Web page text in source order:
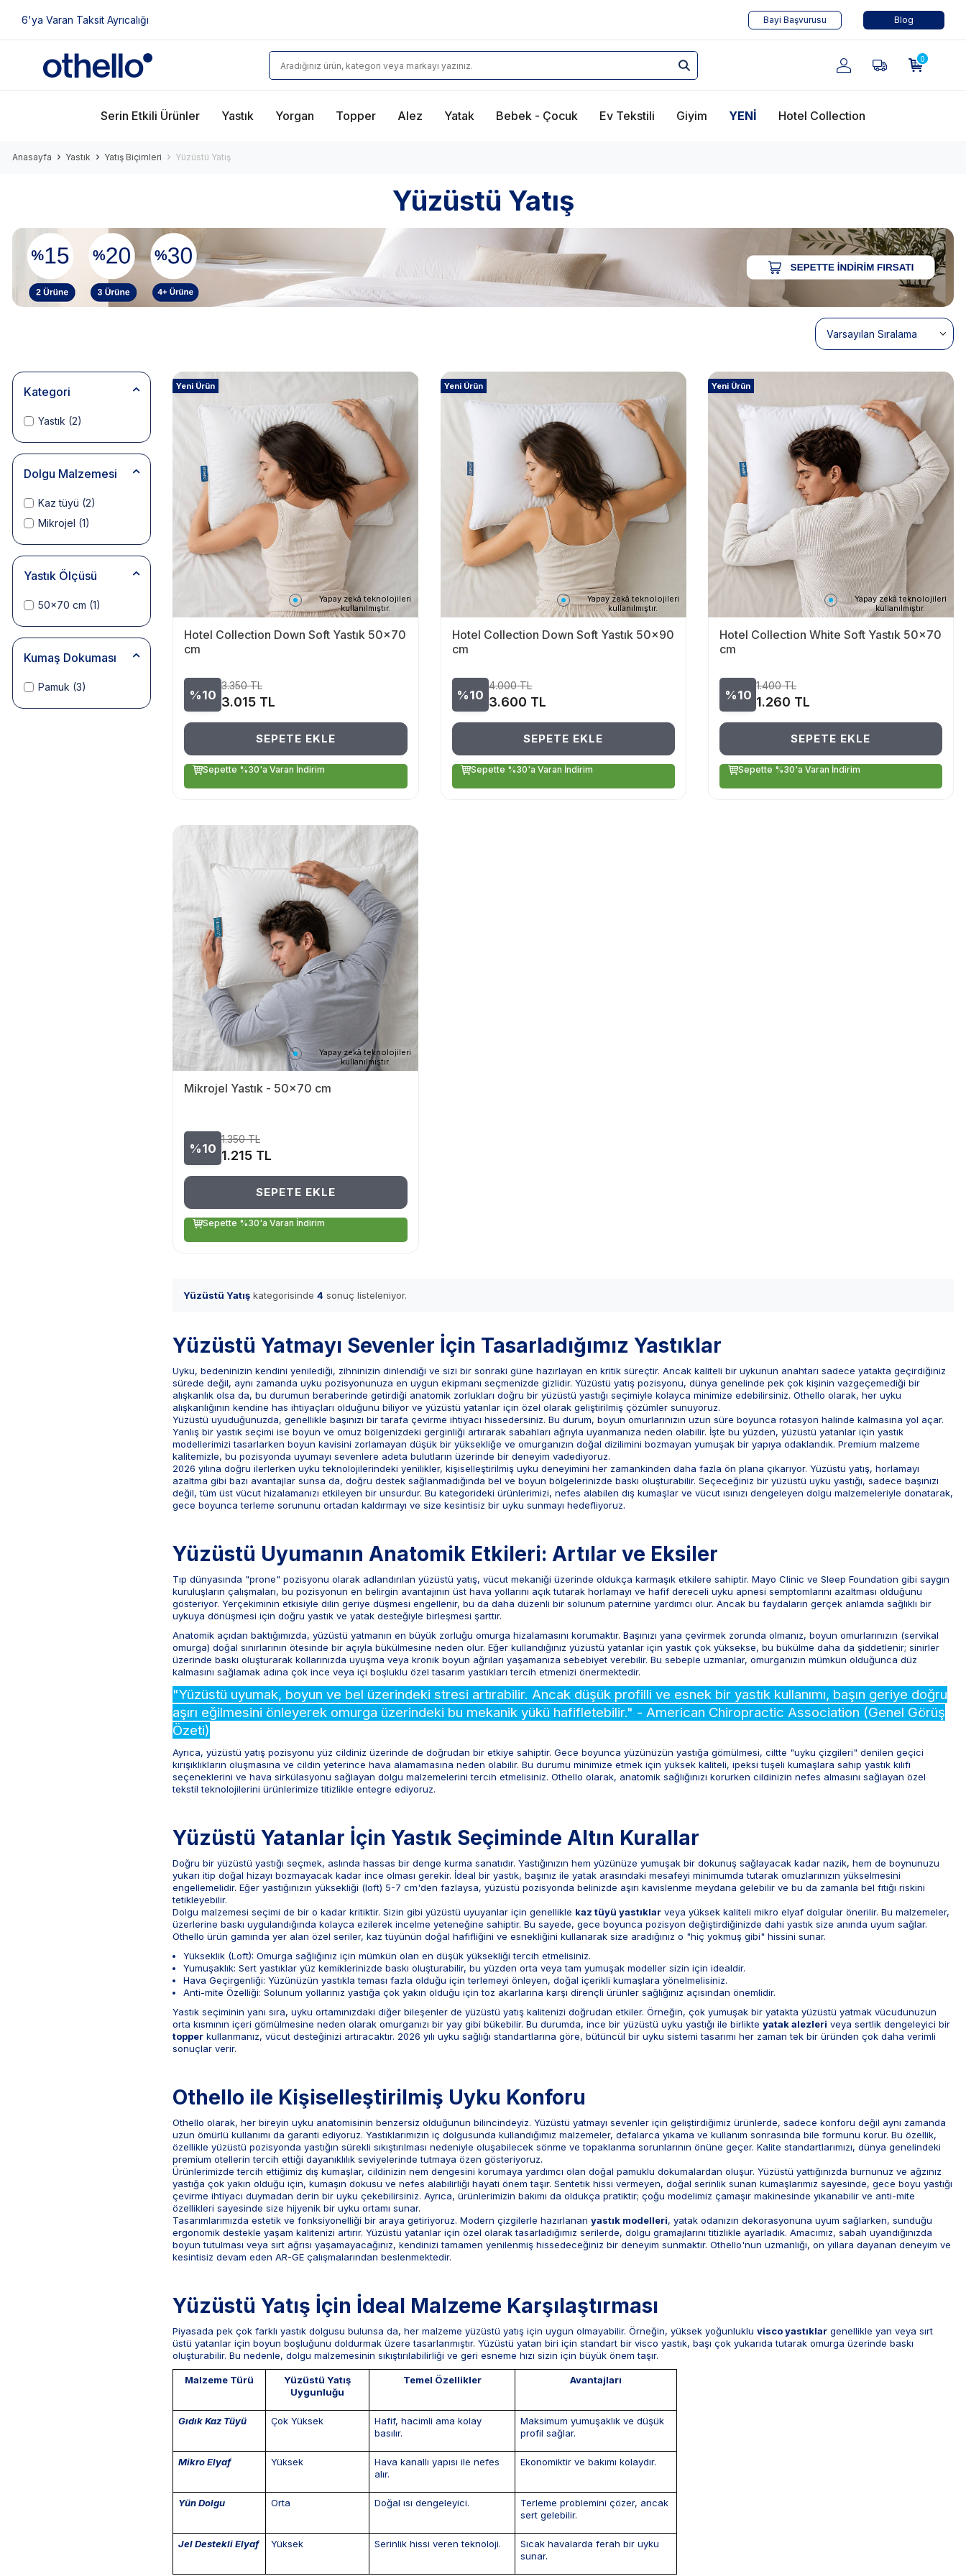
6'ya Varan Taksit Ayrıcalığı Bayi Başvurusu Blog
0
Serin Etkili Ürünler Yastık Yorgan Topper Alez Yatak Bebek - Çocuk Ev Tekstili Giyim YENİ Hotel Collection
Anasayfa Yastık Yatış Biçimleri Yüzüstü Yatış
Yüzüstü Yatış
Kategori
Yastık (2)
Dolgu Malzemesi
Kaz tüyü (2)
Mikrojel (1)
Yastık Ölçüsü
50x70 cm (1)
Kumaş Dokuması
Pamuk (3)
Yapay zekâ teknolojileri
kullanılmıştır.
Yeni Ürün
Hotel Collection Down Soft Yastık 50x70
cm
%10
3.350TL
3.015 TL
SEPETE EKLE
Sepette %30'a Varan İndirim
Yapay zekâ teknolojileri
kullanılmıştır.
Yeni Ürün
Hotel Collection Down Soft Yastık 50x90
cm
%10
4.000TL
3.600 TL
SEPETE EKLE
Sepette %30'a Varan İndirim
Yapay zekâ teknolojileri
kullanılmıştır.
Yeni Ürün
Hotel Collection White Soft Yastık 50x70
cm
%10
1.400TL
1.260 TL
SEPETE EKLE
Sepette %30'a Varan İndirim
Yapay zekâ teknolojileri
kullanılmıştır.
Mikrojel Yastık - 50x70 cm
%10
1.350TL
1.215 TL
SEPETE EKLE
Sepette %30'a Varan İndirim
Yüzüstü Yatış kategorisinde4 sonuç listeleniyor.
Yüzüstü Yatmayı Sevenler İçin Tasarladığımız Yastıklar
Uyku, bedeninizin kendini yenilediği, zihninizin dinlendiği ve sizi bir sonraki güne hazırlayan en kritik süreçtir. Ancak kaliteli bir uykunun anahtarı sadece yatakta geçirdiğiniz
sürede değil, aynı zamanda uyku pozisyonunuza en uygun ekipmanı seçmenizde gizlidir. Yüzüstü yatış pozisyonu, dünya genelinde pek çok kişinin vazgeçemediği bir
alışkanlık olsa da, bu durumun beraberinde getirdiği anatomik zorlukları doğru bir yüzüstü yastığı seçimiyle kolayca minimize edebilirsiniz. Othello olarak, her uyku
alışkanlığının kendine has ihtiyaçları olduğunu biliyor ve yüzüstü yatanlar için özel olarak geliştirilmiş çözümler sunuyoruz.
Yüzüstü uyuduğunuzda, genellikle başınızı bir tarafa çevirme ihtiyacı hissedersiniz. Bu durum, boyun omurlarınızın uzun süre boyunca rotasyon halinde kalmasına yol açar.
Yanlış bir yastık seçimi ise boyun ve omuz bölgenizdeki gerginliği artırarak sabahları ağrıyla uyanmanıza neden olabilir. İşte bu yüzden, yüzüstü yatanlar için yastık
modellerimizi tasarlarken boyun kavisini zorlamayan düşük bir yüksekliğe ve omurganızın doğal dizilimini bozmayan yumuşak bir yapıya odaklandık. Premium malzeme
kalitemizle, bu pozisyonda uyumayı sevenlere adeta bulutların üzerinde bir deneyim vadediyoruz.
2026 yılına doğru ilerlerken uyku teknolojilerindeki yenilikler, kişiselleştirilmiş uyku deneyimini her zamankinden daha fazla ön plana çıkarıyor. Yüzüstü yatış, horlamayı
azaltma gibi bazı avantajlar sunsa da, doğru destek sağlanmadığında bel ve boyun bölgelerinizde baskı oluşturabilir. Seçeceğiniz bir yüzüstü uyku yastığı, sadece başınızı
değil, tüm üst vücut hizalamanızı etkileyen bir unsurdur. Bu kategorideki ürünlerimizi, nefes alabilen dış kumaşlar ve vücut ısınızı dengeleyen dolgu malzemeleriyle donatarak,
gece boyunca terleme sorununu ortadan kaldırmayı ve size kesintisiz bir uyku sunmayı hedefliyoruz.
Yüzüstü Uyumanın Anatomik Etkileri: Artılar ve Eksiler
Tıp dünyasında "prone" pozisyonu olarak adlandırılan yüzüstü yatış, vücut mekaniği üzerinde oldukça karmaşık etkilere sahiptir. Mayo Clinic ve Sleep Foundation gibi saygın
kuruluşların çalışmaları, bu pozisyonun en belirgin avantajının üst hava yollarını açık tutarak horlamayı ve hafif dereceli uyku apnesi semptomlarını azaltması olduğunu
gösteriyor. Yerçekiminin etkisiyle dilin geriye düşmesi engellenir, bu da daha düzenli bir solunum paternine yardımcı olur. Ancak bu faydaların gerçek anlamda sağlıklı bir
uykuya dönüşmesi için doğru yastık ve yatak desteğiyle birleşmesi şarttır.
Anatomik açıdan baktığımızda, yüzüstü yatmanın en büyük zorluğu omurga hizalamasını korumaktır. Başınızı yana çevirmek zorunda olmanız, boyun omurlarınızın (servikal
omurga) doğal sınırlarının ötesinde bir açıyla bükülmesine neden olur. Eğer kullandığınız yüzüstü yatanlar için yastık çok yüksekse, bu bükülme daha da şiddetlenir; sinirler
üzerinde baskı oluşturarak kollarınızda uyuşma veya kronik boyun ağrıları yaşamanıza sebebiyet verebilir. Bu sebeple uzmanlar, omurganızın mümkün olduğunca düz
kalmasını sağlamak adına çok ince veya içi boşluklu özel tasarım yastıkları tercih etmenizi önermektedir.
"Yüzüstü uyumak, boyun ve bel üzerindeki stresi artırabilir. Ancak düşük profilli ve esnek bir yastık kullanımı, başın geriye doğru
aşırı eğilmesini önleyerek omurga üzerindeki bu mekanik yükü hafifletebilir." - American Chiropractic Association (Genel Görüş
Özeti)
Ayrıca, yüzüstü yatış pozisyonu yüz cildiniz üzerinde de doğrudan bir etkiye sahiptir. Gece boyunca yüzünüzün yastığa gömülmesi, ciltte "uyku çizgileri" denilen geçici
kırışıklıkların oluşmasına ve cildin yeterince hava alamamasına neden olabilir. Bu durumu minimize etmek için yüksek kaliteli, ipeksi tuşeli kumaşlara sahip yastık kılıfı
seçeneklerini ve hava sirkülasyonu sağlayan dolgu malzemelerini tercih etmelisiniz. Othello olarak, anatomik sağlığınızı korurken cildinizin nefes almasını sağlayan özel
tekstil teknolojilerini ürünlerimize titizlikle entegre ediyoruz.
Yüzüstü Yatanlar İçin Yastık Seçiminde Altın Kurallar
Doğru bir yüzüstü yastığı seçmek, aslında hassas bir denge kurma sanatıdır. Yastığınızın hem yüzünüze yumuşak bir dokunuş sağlayacak kadar nazik, hem de boynunuzu
yukarı itip doğal hizayı bozmayacak kadar ince olması gerekir. İdeal bir yastık, başınız ile yatak arasındaki mesafeyi minimumda tutarak omuzlarınızın yükselmesini
engellemelidir. Eğer yastığınızın yüksekliği (loft) 5-7 cm'den fazlaysa, yüzüstü pozisyonda belinizde aşırı kavislenme meydana gelebilir ve bu da zamanla bel fıtığı riskini
tetikleyebilir.
Dolgu malzemesi seçimi de bir o kadar kritiktir. Sizin gibi yüzüstü uyuyanlar için genellikle kaz tüyü yastıklar veya yüksek kaliteli mikro elyaf dolgular önerilir. Bu malzemeler,
üzerlerine baskı uygulandığında kolayca ezilerek incelme yeteneğine sahiptir. Bu sayede, gece boyunca pozisyon değiştirdiğinizde dahi yastık size anında uyum sağlar.
Othello ürün gamında yer alan özel seriler, kaz tüyünün doğal hafifliğini ve esnekliğini kullanarak size aradığınız o "hiç yokmuş gibi" hissini sunar.
Yükseklik (Loft): Omurga sağlığınız için mümkün olan en düşük yüksekliği tercih etmelisiniz.
Yumuşaklık: Sert yastıklar yüz kemiklerinizde baskı oluşturabilir, bu yüzden orta veya tam yumuşak modeller sizin için idealdir.
Hava Geçirgenliği: Yüzünüzün yastıkla teması fazla olduğu için terlemeyi önleyen, doğal içerikli kumaşlara yönelmelisiniz.
Anti-mite Özelliği: Solunum yollarınız yastığa çok yakın olduğu için toz akarlarına karşı dirençli ürünler sağlığınız açısından önemlidir.
Yastık seçiminin yanı sıra, uyku ortamınızdaki diğer bileşenler de yüzüstü yatış kalitenizi doğrudan etkiler. Örneğin, çok yumuşak bir yatakta yüzüstü yatmak vücudunuzun
orta kısmının içeri gömülmesine neden olarak omurganızı bir yay gibi bükebilir. Bu durumda, ince bir yüzüstü uyku yastığı ile birlikteyatak alezleri veya sertlik dengeleyici bir
topper kullanmanız, vücut desteğinizi artıracaktır. 2026 yılı uyku sağlığı standartlarına göre, bütüncül bir uyku sistemi tasarımı her zaman tek bir üründen çok daha verimli
sonuçlar verir.
Othello ile Kişiselleştirilmiş Uyku Konforu
Othello olarak, her bireyin uyku anatomisinin benzersiz olduğunun bilincindeyiz. Yüzüstü yatmayı sevenler için geliştirdiğimiz ürünlerde, sadece konforu değil aynı zamanda
uzun ömürlü kullanımı da garanti ediyoruz. Yastıklarımızın iç dolgusunda kullandığımız malzemeler, defalarca yıkama ve kullanım sonrasında bile formunu korur. Bu özellik,
özellikle yüzüstü pozisyonda yastığın sürekli sıkıştırılması nedeniyle oluşabilecek sönme ve topaklanma sorunlarının önüne geçer. Kalite standartlarımızı, dünya genelindeki
premium otellerin tercih ettiği dayanıklılık seviyelerinde tutmaya özen gösteriyoruz.
Ürünlerimizde tercih ettiğimiz dış kumaşlar, cildinizin nem dengesini korumaya yardımcı olan doğal pamuklu dokumalardan oluşur. Yüzüstü yattığınızda burnunuz ve ağzınız
yastığa çok yakın olduğu için, kumaşın dokusu ve nefes alabilirliği hayati önem taşır. Sentetik hissi vermeyen, doğal serinlik sunan kumaşlarımız sayesinde, gece boyu yastığı
çevirme ihtiyacı duymadan derin bir uyku çekebilirsiniz. Ayrıca, ürünlerimizin bakımı da oldukça pratiktir; çoğu modelimiz çamaşır makinesinde yıkanabilir ve anti-mite
özellikleri sayesinde size hijyenik bir uyku ortamı sunar.
Tasarımlarımızda estetik ve fonksiyonelliği bir araya getiriyoruz. Modern çizgilerle hazırlananyastık modelleri, yatak odanızın dekorasyonuna uyum sağlarken, sunduğu
ergonomik destekle yaşam kalitenizi artırır. Yüzüstü yatanlar için özel olarak tasarladığımız serilerde, dolgu gramajlarını titizlikle ayarladık. Amacımız, sabah uyandığınızda
boyun tutulması veya sırt ağrısı yaşamayacağınız, kendinizi tamamen yenilenmiş hissedeceğiniz bir deneyim sunmaktır. Othello'nun uzmanlığı, on yıllara dayanan deneyim ve
kesintisiz devam eden AR-GE çalışmalarından beslenmektedir.
Yüzüstü Yatış İçin İdeal Malzeme Karşılaştırması
Piyasada pek çok farklı yastık dolgusu bulunsa da, her malzeme yüzüstü yatış için uygun olmayabilir. Örneğin, yüksek yoğunlukluvisco yastıklar genellikle yan veya sırt
üstü yatanlar için boyun boşluğunu doldurmak üzere tasarlanmıştır. Yüzüstü yatan biri için standart bir visco yastık, başı çok yukarıda tutarak omurga üzerinde baskı
oluşturabilir. Bu nedenle, dolgu malzemesinin sıkıştırılabilirliği ve geri esneme hızı sizin için büyük önem taşır.
Malzeme Türü
Yüzüstü Yatış
Uygunluğu
Temel Özellikler Avantajları
Gıdık Kaz Tüyü Çok Yüksek
Hafif, hacimli ama kolay
basılır.
Maksimum yumuşaklık ve düşük
profil sağlar.
Mikro Elyaf Yüksek
Hava kanallı yapısı ile nefes
alır.
Ekonomiktir ve bakımı kolaydır.
Yün Dolgu Orta Doğal ısı dengeleyici.
Terleme problemini çözer, ancak
sert gelebilir.
Jel Destekli Elyaf Yüksek Serinlik hissi veren teknoloji.
Sıcak havalarda ferah bir uyku
sunar.